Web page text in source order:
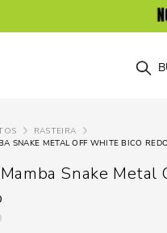
O que você está
RASTEIRA
SNAKE METAL OFF WHITE BICO
Snake Metal